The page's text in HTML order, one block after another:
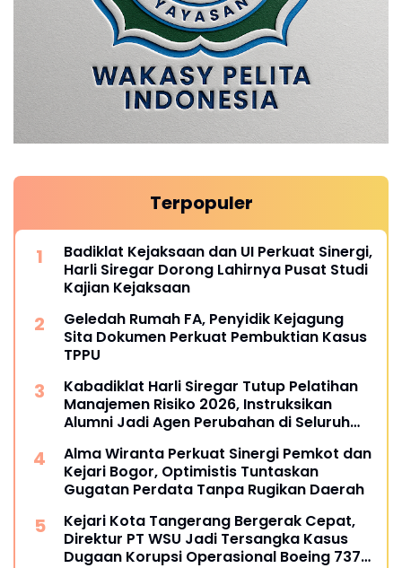
Terpopuler
Badiklat Kejaksaan dan UI Perkuat Sinergi,
Harli Siregar Dorong Lahirnya Pusat Studi
Kajian Kejaksaan
Geledah Rumah FA, Penyidik Kejagung
Sita Dokumen Perkuat Pembuktian Kasus
TPPU
Kabadiklat Harli Siregar Tutup Pelatihan
Manajemen Risiko 2026, Instruksikan
Alumni Jadi Agen Perubahan di Seluruh
Alma Wiranta Perkuat Sinergi Pemkot dan
Kejari Bogor, Optimistis Tuntaskan
Gugatan Perdata Tanpa Rugikan Daerah
Kejari Kota Tangerang Bergerak Cepat,
Direktur PT WSU Jadi Tersangka Kasus
Dugaan Korupsi Operasional Boeing 737-